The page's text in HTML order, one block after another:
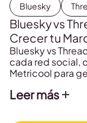
Bluesky
Bluesky vs
Crecer tu
Bluesky vs
cada red social,
Metricool para
Leer más